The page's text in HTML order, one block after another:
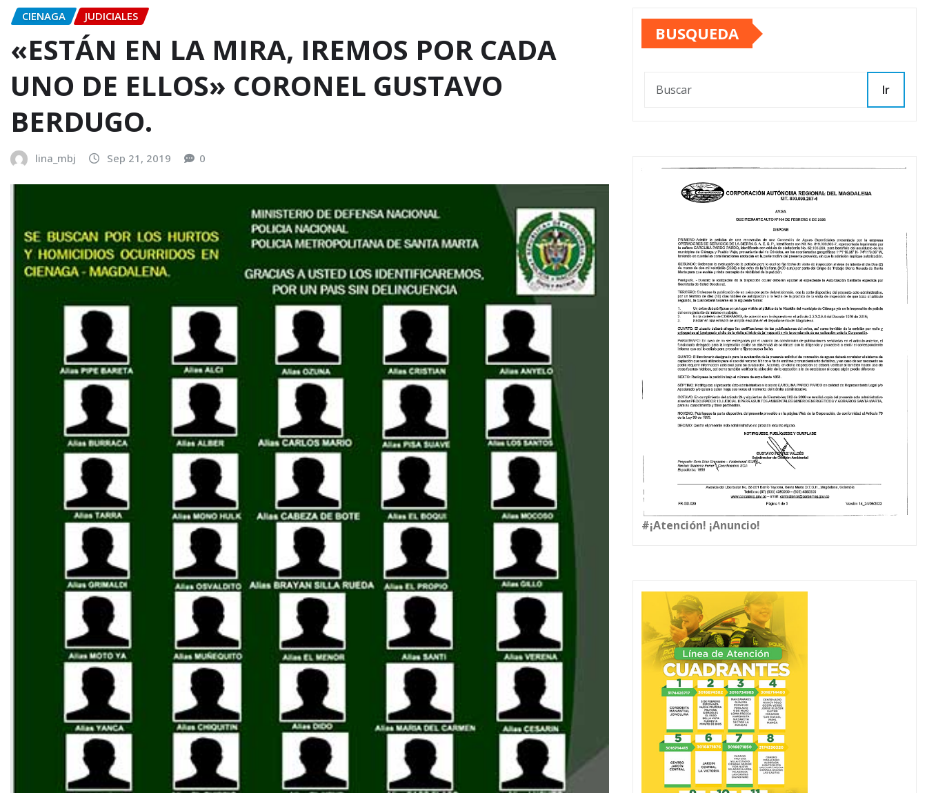
CIENAGA JUDICIALES
«ESTÁN EN LA MIRA, IREMOS POR CADA
UNO DE ELLOS» CORONEL GUSTAVO
BERDUGO.
lina_mbj Sep 21, 2019 0
BUSQUEDA
Ir
#¡Atención! ¡Anuncio!